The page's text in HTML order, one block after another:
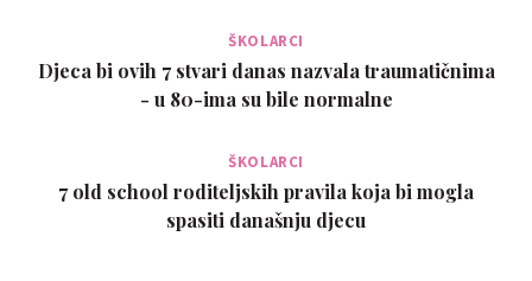
ŠKOLARCI
Djeca bi ovih 7 stvari danas nazvala traumatičnima
- u 80-ima su bile normalne
ŠKOLARCI
7 old school roditeljskih pravila koja bi mogla
spasiti današnju djecu